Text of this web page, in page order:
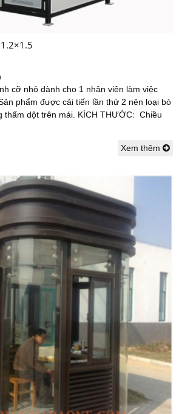
cỡ nhỏ dành cho 1 nhân viên làm việc
phẩm được cải tiến lần thứ 2 nên loại bỏ
thấm dột trên mái. KÍCH THƯỚC: Chiều
Xem thêm